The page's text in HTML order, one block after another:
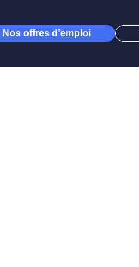
Nos offres d’emploi